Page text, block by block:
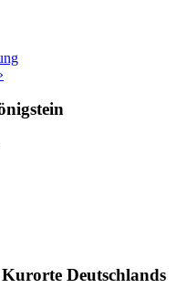
Deutschlands